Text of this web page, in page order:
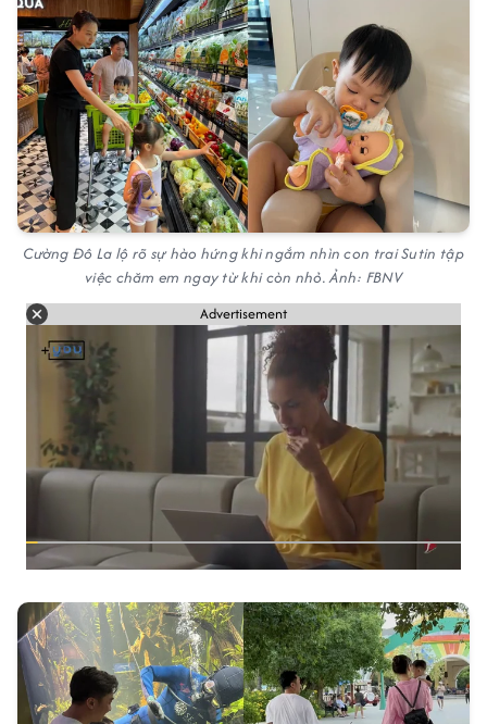
Cường Đô La lộ rõ sự hào hứng khi ngắm nhìn con trai Sutin tập
việc chăm em ngay từ khi còn nhỏ. Ảnh: FBNV
Advertisement